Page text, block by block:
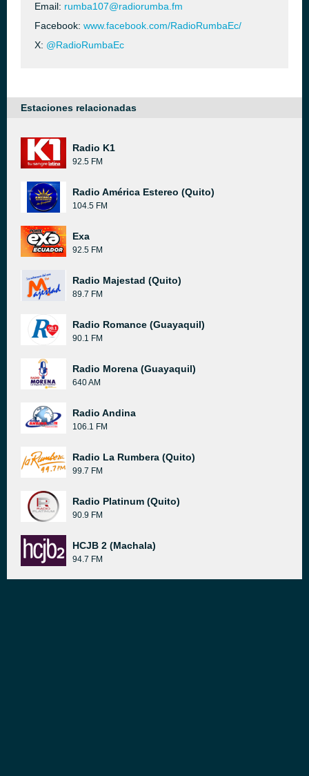
Email: rumba107@radiorumba.fm
Facebook: www.facebook.com/RadioRumbaEc/
X: @RadioRumbaEc
Estaciones relacionadas
Radio K1
92.5 FM
Radio América Estereo (Quito)
104.5 FM
Exa
92.5 FM
Radio Majestad (Quito)
89.7 FM
Radio Romance (Guayaquil)
90.1 FM
Radio Morena (Guayaquil)
640 AM
Radio Andina
106.1 FM
Radio La Rumbera (Quito)
99.7 FM
Radio Platinum (Quito)
90.9 FM
HCJB 2 (Machala)
94.7 FM